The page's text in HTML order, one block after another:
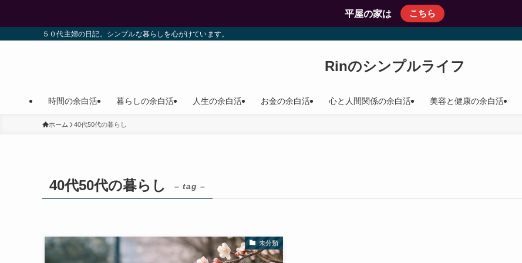
平屋の家は こちら
５０代主婦の日記。シンプルな暮らしを心がけています。
Rinのシンプルライフ
時間の余白活 暮らしの余白活 人生の余白活 お金の余白活 心と人間関係の余白活 美容と健康の余白活
ホーム 40代50代の暮らし
40代50代の暮らし – tag –
未分類